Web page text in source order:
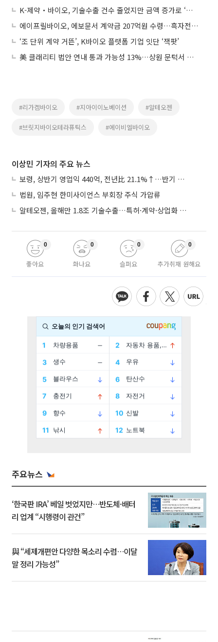
K-제약‧바이오, 기술수출 건수 줄었지만 금액 증가로 ‘질적 성장’
에이프릴바이오, 에보뮨서 계약금 207억원 수령…흑자전환 ‘파란불’
‘조 단위 계약 거뜬’, K바이오 플랫폼 기업 잇단 ‘잭팟’
美 클래리티 법안 연내 통과 가능성 13%…상원 문턱서 제동
#리가켐바이오 #지아이이노베이션 #알테오젠
#브릿지바이오테라퓨틱스 #에이비엘바이오
이상민 기자의 주요 뉴스
보령, 상반기 영업익 440억, 전년比 21.1%↑…반기 역대 최대
법원, 임주현 한미사이언스 부회장 주식 가압류
알테오젠, 올해만 1.8조 기술수출…특허·계약·상업화 ‘삼박자’
좋아요
0
화나요
0
슬퍼요
0
추가취재 원해요
0
주요뉴스
‘한국판 IRA’ 베일 벗었지만…반도체·배터
리 업계 “시행령이 관건”
與 “세제개편안 다양한 목소리 수렴…이달
말 정리 가능성”